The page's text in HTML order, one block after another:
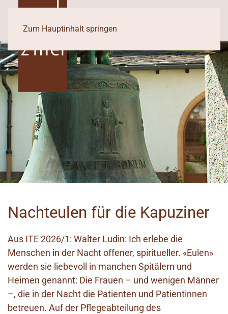
Zum Hauptinhalt springen
Nachteulen für die Kapuziner
Aus ITE 2026/1: Walter Ludin: Ich erlebe die
Menschen in der Nacht offener, spiritueller. «Eulen»
werden sie liebevoll in manchen Spitälern und
Heimen genannt: Die Frauen – und wenigen Männer
–, die in der Nacht die Patienten und Patientinnen
betreuen. Auf der Pflegeabteilung des